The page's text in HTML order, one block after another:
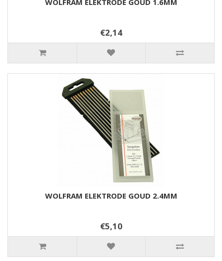
€2,14
WOLFRAM ELEKTRODE GOUD 2.4MM
€5,10